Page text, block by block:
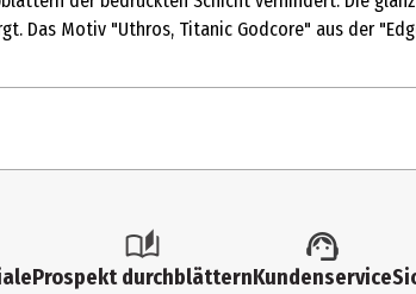
Das Motiv "Uthros, Titanic Godcore" aus der
Sammelkarten
Prospekt durchblätternKundenservice